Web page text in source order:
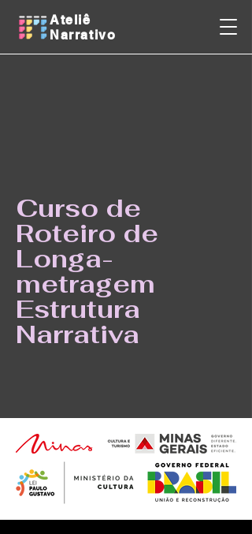
Ateliê
Narrativo
Curso de
Roteiro de
Longa-
metragem
Estrutura
Narrativa